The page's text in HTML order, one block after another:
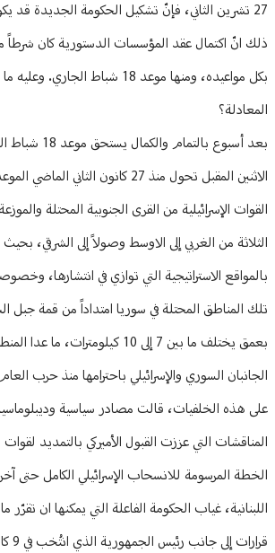
27 تشرين الثاني، فإنّ تشكيل الحكومة الجديدة قد
ذلك انّ اكتمال عقد المؤسسات الدستورية كان شرطاً
بكل مواعيده، ومنها موعد 18 شباط
المعادلة؟
بعد أسبوع
الاثنين المقبل تحول منذ 27 كانون
القوات الإسرائيلية من القرى الجنوبية المحتلة
الثلاثة من الغربي إلى الاوسط وصولاً إلى الشرقي،
بالمواقع الاستراتيجية التي توازي في انتشارها،
تلك المناطق المحتلة في سوريا امتداداً من قمة جبل
بعمق يختلف ما بين 7 إلى 10
الجانبان السوري والإسرائيلي باحترامها منذ حرب العام 1973.
على هذه الخلفيات، قالت مصادر سياسية
المناقشات التي عززت القبول الأميركي بالتمديد لقوات
الخطة المرسومة للانسحاب الإسرائيلي الكامل حتى
اللبنانية، غياب الحكومة الفاعلة التي يمكنها ان